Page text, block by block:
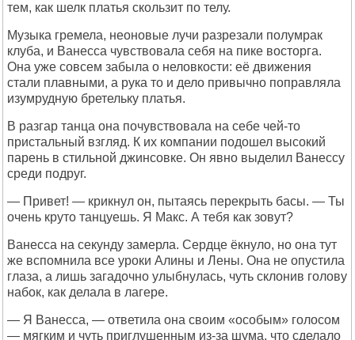
тем, как шелк платья скользит по телу.
Музыка гремела, неоновые лучи разрезали полумрак
клуба, и Ванесса чувствовала себя на пике восторга.
Она уже совсем забыла о неловкости: её движения
стали плавными, а рука то и дело привычно поправляла
изумрудную бретельку платья.
В разгар танца она почувствовала на себе чей-то
пристальный взгляд. К их компании подошел высокий
парень в стильной джинсовке. Он явно выделил Ванессу
среди подруг.
— Привет! — крикнул он, пытаясь перекрыть басы. — Ты
очень круто танцуешь. Я Макс. А тебя как зовут?
Ванесса на секунду замерла. Сердце ёкнуло, но она тут
же вспомнила все уроки Алины и Лены. Она не опустила
глаза, а лишь загадочно улыбнулась, чуть склонив голову
набок, как делала в лагере.
— Я Ванесса, — ответила она своим «особым» голосом
— мягким и чуть приглушенным из-за шума, что сделало